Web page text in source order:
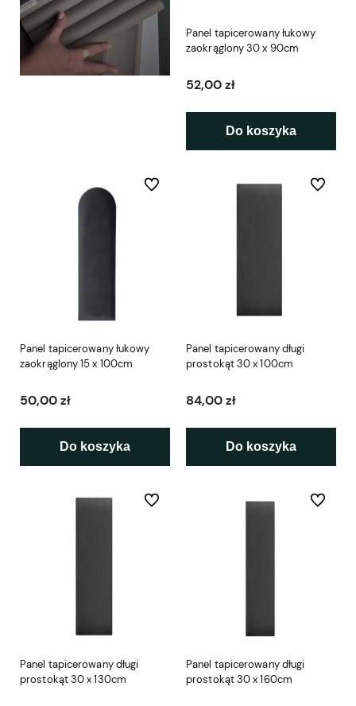
Panel tapicerowany łukowy
zaokrąglony 30 x 90cm
52,00 zł
Do koszyka
Panel tapicerowany łukowy
zaokrąglony 15 x 100cm
50,00 zł
Do koszyka
Do ulubionych
Panel tapicerowany długi
prostokąt 30 x 100cm
84,00 zł
Do koszyka
Do
Panel tapicerowany długi
prostokąt 30 x 130cm
Do ulubionych
Panel tapicerowany długi
prostokąt 30 x 160cm
Do